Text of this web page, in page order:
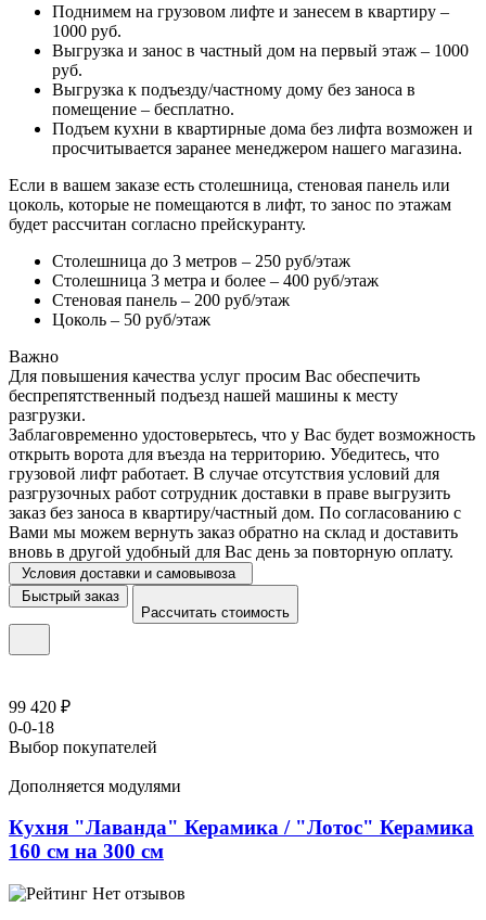
Поднимем на грузовом лифте и занесем в квартиру –
1000 руб.
Выгрузка и занос в частный дом на первый этаж – 1000
руб.
Выгрузка к подъезду/частному дому без заноса в
помещение – бесплатно.
Подъем кухни в квартирные дома без лифта возможен и
просчитывается заранее менеджером нашего магазина.
Если в вашем заказе есть столешница, стеновая панель или
цоколь, которые не помещаются в лифт, то занос по этажам
будет рассчитан согласно прейскуранту.
Столешница до 3 метров – 250 руб/этаж
Столешница 3 метра и более – 400 руб/этаж
Стеновая панель – 200 руб/этаж
Цоколь – 50 руб/этаж
Важно
Для повышения качества услуг просим Вас обеспечить
беспрепятственный подъезд нашей машины к месту
разгрузки.
Заблаговременно удостоверьтесь, что у Вас будет возможность
открыть ворота для въезда на территорию. Убедитесь, что
грузовой лифт работает. В случае отсутствия условий для
разгрузочных работ сотрудник доставки в праве выгрузить
заказ без заноса в квартиру/частный дом. По согласованию с
Вами мы можем вернуть заказ обратно на склад и доставить
вновь в другой удобный для Вас день за повторную оплату.
Условия доставки и самовывоза
Быстрый заказ
Рассчитать стоимость
99 420 ₽
0-0-18
Выбор покупателей
Дополняется модулями
Кухня "Лаванда" Керамика / "Лотос" Керамика
160 см на 300 см
Нет отзывов